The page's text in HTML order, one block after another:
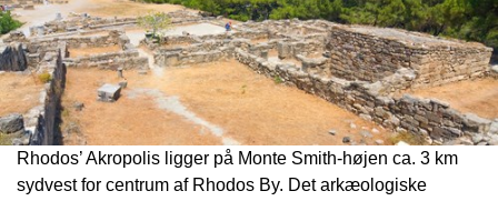
Rhodos’ Akropolis ligger på Monte Smith-højen ca. 3 km
sydvest for centrum af Rhodos By. Det arkæologiske